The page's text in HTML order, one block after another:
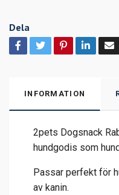
Dela
INFORMATION
2pets Dogsnack
hundgodis som
Passar perfekt för
av kanin.